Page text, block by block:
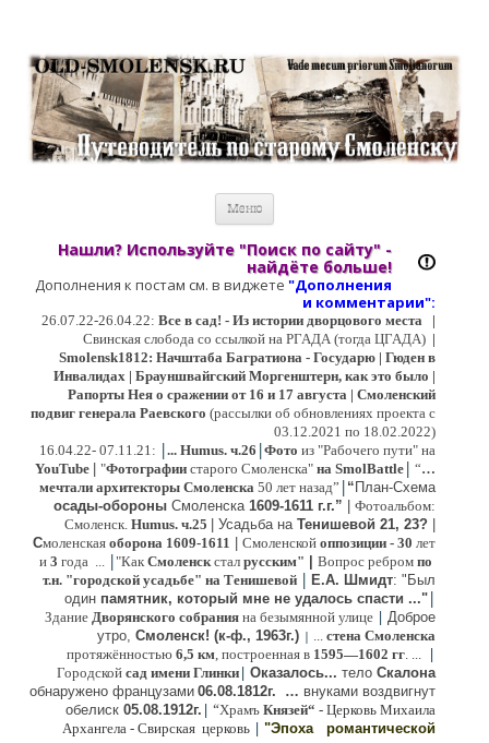
открытки, карты …
Меню
Нашли? Используйте "Поиск по сайту" -
найдёте больше!
Дополнения к постам см. в виджете "Дополнения
и комментарии":
26.07.22-26.04.22: Все в сад! - Из истории дворцового места
|
Свинская слобода со ссылкой на РГАДА (тогда ЦГАДА) |
Smolensk1812: Начштаба Багратиона - Государю | Гюден в
Инвалидах | Брауншвайгский Моргенштерн, как это было |
Рапорты Нея о сражении от 16 и 17 августа | Смоленский
подвиг генерала Раевского (рассылки об обновлениях проекта с
03.12.2021 по 18.02.2022)
16.04.22- 07.11.21: |... Humus. ч.26 |Фото из "Рабочего пути" на
YouTube
"Фотографии старого Смоленска" на SmolBattle | “…
мечтали архитекторы Смоленска 50 лет назад” | “ План-Схема
осады-обороны Смоленска 1609-1611 г.г.”
Фотоальбом:
Смоленск. Humus. ч.25 | Усадьба на Тенишевой 21, 23?
Смоленская оборона 1609-1611 Смоленской оппозиции - 30 лет
и 3 года ... |"Как Смоленскстал русским" Вопрос ребром по
т.н. "городской усадьбе" на Тенишевой | Е.А. Шмидт: "Был
один памятник, который мне не удалось спасти ..." |
Здание Дворянского собрания на безымянной улице | Доброе
утро, Смоленск! (к-ф., 1963г.) | ... стена Смоленска
протяжённостью 6,5 км, построенная в 1595—1602 гг. ... |
Городской сад имени Глинки | Оказалось... тело Скалона
обнаружено французами 06.08.1812г. … внуками воздвигнут
обелиск 05.08.1912г. | “Храмъ Князей“ - Церковь Михаила
Архангела - Свирская церковь | "Эпохаромантической